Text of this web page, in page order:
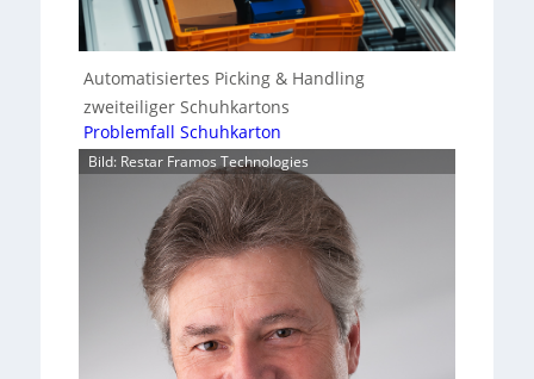
Automatisiertes Picking & Handling
zweiteiliger Schuhkartons
Problemfall Schuhkarton
Bild: Restar Framos Technologies